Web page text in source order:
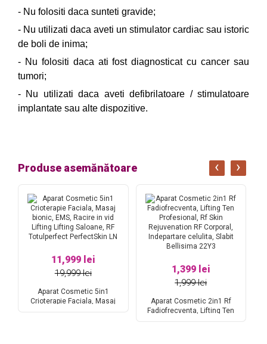
- Nu folositi daca sunteti gravide;
- Nu utilizati daca aveti un stimulator cardiac sau istoric
de boli de inima;
- Nu folositi daca ati fost diagnosticat cu cancer sau
tumori;
- Nu utilizati daca aveti defibrilatoare / stimulatoare
implantate sau alte dispozitive.
Produse asemănătoare
11,999 lei
19,999 lei
Aparat Cosmetic 5in1
Crioterapie Faciala, Masaj
1,399 lei
1,999 lei
Aparat Cosmetic 2in1 Rf
Fadiofrecventa, Lifting Ten
‹ ›